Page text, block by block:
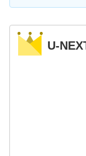
U-